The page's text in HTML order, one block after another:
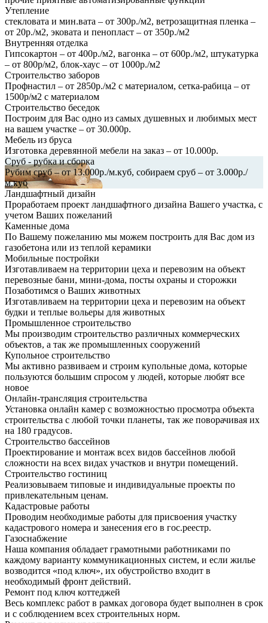
Утепление
стекловата и мин.вата – от 300р./м2, ветрозащитная пленка –
от 20р./м2, эковата и пенопласт – от 350р./м2
Внутренняя отделка
Гипсокартон – от 400р./м2, вагонка – от 600р./м2, штукатурка
– от 800р/м2, блок-хаус – от 1000р./м2
Строительство заборов
Профнастил – от 2850р./м2 с материалом, сетка-рабица – от
1500р/м2 с материалом
Строительство беседок
Построим для Вас одно из самых душевных и любимых мест
на вашем участке – от 30.000р.
Мебель из бруса
Изготовка деревянной мебели на заказ – от 10.000р.
Сруб - рубка и сборка
Рубим сруб – от 13.000р./м.куб, собираем сруб – от 3.000р./
м.куб
Ландшафтный дизайн
Проработаем проект ландшафтного дизайна Вашего участка, с
учетом Ваших пожеланий
Каменные дома
По Вашему пожеланию мы можем построить для Вас дом из
газобетона или из теплой керамики
Мобильные постройки
Изготавливаем на территории цеха и перевозим на объект
перевозные бани, мини-дома, посты охраны и сторожки
Позаботимся о Ваших животных
Изготавливаем на территории цеха и перевозим на объект
будки и теплые вольеры для животных
Промышленное строительство
Мы производим строительство различных коммерческих
объектов, а так же промышленных сооружений
Купольное строительство
Мы активно развиваем и строим купольные дома, которые
пользуются большим спросом у людей, которые любят все
новое
Онлайн-трансляция строительства
Установка онлайн камер с возможностью просмотра объекта
строительства с любой точки планеты, так же поворачивая их
на 180 градусов.
Строительство бассейнов
Проектирование и монтаж всех видов бассейнов любой
сложности на всех видах участков и внутри помещений.
Строительство гостиниц
Реализовываем типовые и индивидуальные проекты по
привлекательным ценам.
Кадастровые работы
Проводим необходимые работы для присвоения участку
кадастрового номера и занесения его в гос.реестр.
Газоснабжение
Наша компания обладает грамотными работниками по
каждому варианту коммуникационных систем, и если жилье
возводится «под ключ», их обустройство входит в
необходимый фронт действий.
Ремонт под ключ коттеджей
Весь комплекс работ в рамках договора будет выполнен в срок
и с соблюдением всех строительных норм.